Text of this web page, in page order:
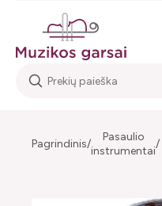
Pagrindinis
Pasaulio
instrumentai